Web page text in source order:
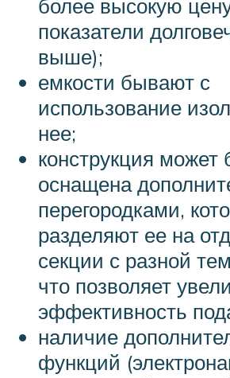
более высокую
показатели
выше);
емкости бывают с
использование
нее;
конструкция может
оснащена
перегородками,
разделяют ее на
секции с разной
что позволяет
эффективность
наличие
функций